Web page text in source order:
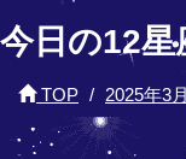
今日の12
TOP 2025年3